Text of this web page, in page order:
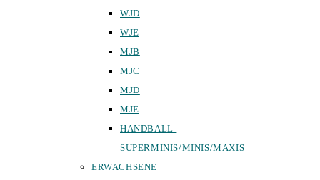
WJD
WJE
MJB
MJC
MJD
MJE
HANDBALL-
SUPERMINIS/MINIS/MAXIS
ERWACHSENE